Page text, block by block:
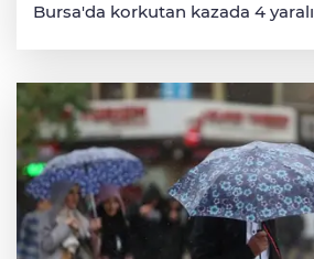
Bursa'da korkutan kazada 4 yaralı